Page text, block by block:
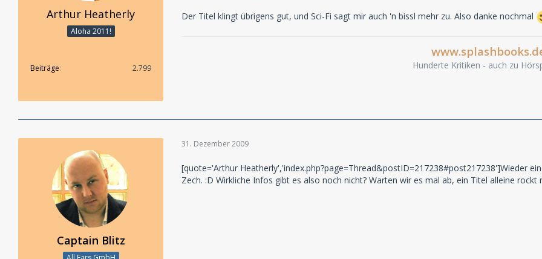
Arthur Heatherly
Aloha 2011!
Beiträge 2.799
Der Titel klingt übrigens gut, und Sci-Fi sagt mir auch 'n bissl mehr zu. Also danke nochmal
Hunderte Kritiken - auch zu
Captain Blitz
31. Dezember 2009
[quote='Arthur Heatherly','index.php?page=Thread&postID=217238#post217238']Wieder
Zech. :D Wirkliche Infos gibt es also noch nicht? Warten wir es mal ab, ein Titel alleine rockt